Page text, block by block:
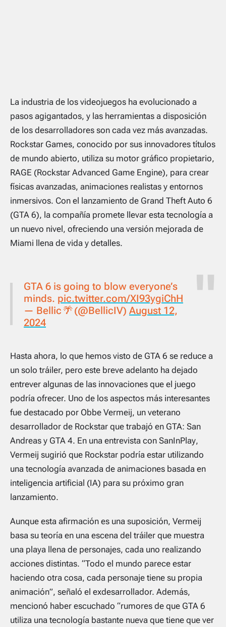
La industria de los videojuegos ha evolucionado a
pasos agigantados, y las herramientas a disposición
de los desarrolladores son cada vez más avanzadas.
Rockstar Games, conocido por sus innovadores títulos
de mundo abierto, utiliza su motor gráfico propietario,
RAGE (Rockstar Advanced Game Engine), para crear
físicas avanzadas, animaciones realistas y entornos
inmersivos. Con el lanzamiento de Grand Theft Auto 6
(GTA 6), la compañía promete llevar esta tecnología a
un nuevo nivel, ofreciendo una versión mejorada de
Miami llena de vida y detalles.
GTA 6 is going to blow everyone’s
minds. pic.twitter.com/XI93ygiChH
— Bellic🌴 (@BellicIV) August 12,
2024
Hasta ahora, lo que hemos visto de GTA 6 se reduce a
un solo tráiler, pero este breve adelanto ha dejado
entrever algunas de las innovaciones que el juego
podría ofrecer. Uno de los aspectos más interesantes
fue destacado por Obbe Vermeij, un veterano
desarrollador de Rockstar que trabajó en GTA: San
Andreas y GTA 4. En una entrevista con SanInPlay,
Vermeij sugirió que Rockstar podría estar utilizando
una tecnología avanzada de animaciones basada en
inteligencia artificial (IA) para su próximo gran
lanzamiento.
Aunque esta afirmación es una suposición, Vermeij
basa su teoría en una escena del tráiler que muestra
una playa llena de personajes, cada uno realizando
acciones distintas. “Todo el mundo parece estar
haciendo otra cosa, cada personaje tiene su propia
animación”, señaló el exdesarrollador. Además,
mencionó haber escuchado “rumores de que GTA 6
utiliza una tecnología bastante nueva que tiene que ver